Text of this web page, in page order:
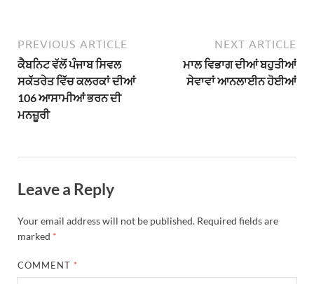
PREVIOUS ARTICLE
ਕੈਬਨਿਟ ਵੱਲੋਂ ਪੰਜਾਬ ਸਿਵਲ
ਸਕੱਤਰੇਤ ਵਿੱਚ ਕਲਰਕਾਂ ਦੀਆਂ
106 ਆਸਾਮੀਆਂ ਭਰਨ ਦੀ
ਮਨਜ਼ੂਰੀ
NEXT ARTICLE
ਮਾਲ ਵਿਭਾਗ ਦੀਆਂ ਬਹੁਤੀਆਂ
ਸੇਵਾਵਾਂ ਆਨਲਾਈਨ ਹੋਈਆਂ
Leave a Reply
Your email address will not be published. Required fields are
marked *
COMMENT *